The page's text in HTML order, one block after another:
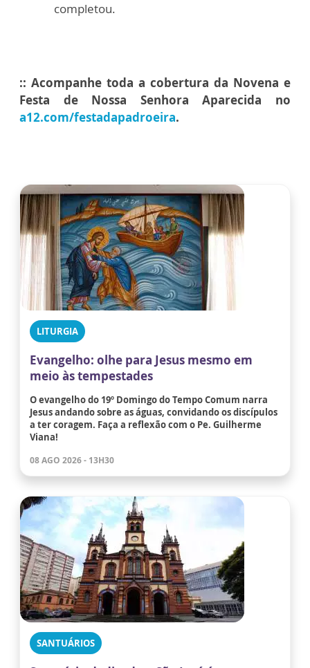
completou.
:: Acompanhe toda a cobertura da Novena e
Festa de Nossa Senhora Aparecida no
a12.com/festadapadroeira.
LITURGIA
Evangelho: olhe para Jesus mesmo em
meio às tempestades
O evangelho do 19º Domingo do Tempo Comum narra
Jesus andando sobre as águas, convidando os discípulos
a ter coragem. Faça a reflexão com o Pe. Guilherme
Viana!
08 AGO 2026 - 13H30
SANTUÁRIOS